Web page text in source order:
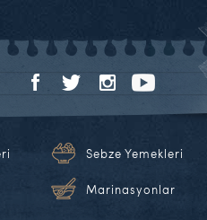
Sebze Yemekleri
Marinasyonlar